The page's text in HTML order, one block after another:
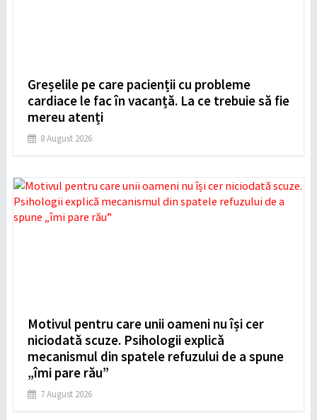
Greșelile pe care pacienții cu probleme
cardiace le fac în vacanță. La ce trebuie să fie
mereu atenți
8 August 2026
Motivul pentru care unii oameni nu își cer
niciodată scuze. Psihologii explică
mecanismul din spatele refuzului de a spune
„îmi pare rău”
7 August 2026